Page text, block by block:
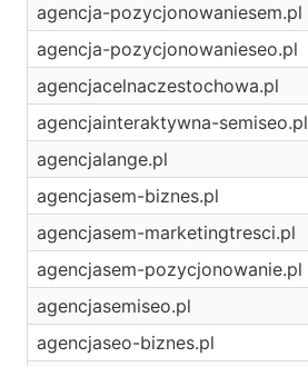
agencja-pozycjonowaniesem.pl
agencja-pozycjonowanieseo.pl
agencjacelnaczestochowa.pl
agencjainteraktywna-semiseo.pl
agencjalange.pl
agencjasem-biznes.pl
agencjasem-marketingtresci.pl
agencjasem-pozycjonowanie.pl
agencjasemiseo.pl
agencjaseo-biznes.pl